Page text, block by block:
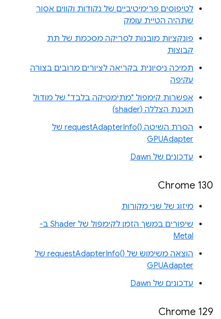
לטיפוסים פרימיטיביים של נקודות וקווים אסור
שתהיה הטיית עומק
פונקציות מובנות לסריקה מסכמת של תת
קבוצות
תמיכה ניסיונית בקריאה לציורים מרובים בצורה
עקיפה
אפשרות קימפול "מתימטיקה בלבד" של מודול
תוכנת הצללה (shader)
הסרת השיטה requestAdapterInfo()‎ של
GPUAdapter
עדכונים של Dawn
Chrome 130
מיזוג של שני מקורות
שיפורים במשך הזמן לקימפול של Shader ב-
Metal
הוצאה משימוש של requestAdapterInfo()‎ של
GPUAdapter
עדכונים של Dawn
Chrome 129